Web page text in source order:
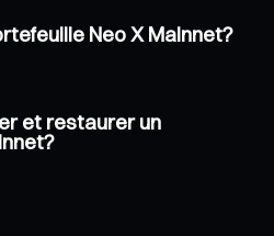
Neo X Mainnet?
et restaurer un